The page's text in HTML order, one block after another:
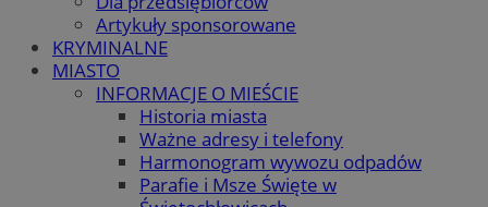
Artykuły sponsorowane
KRYMINALNE
MIASTO
INFORMACJE O MIEŚCIE
Historia miasta
Ważne adresy i telefony
Harmonogram wywozu odpadów
Parafie i Msze Święte w